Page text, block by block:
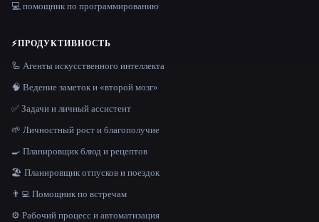
💻 помощник по программированию
⚡ПРОДУКТИВНОСТЬ
🦾 Агенты искусственного интеллекта
🧠 Ведение заметок и «второй мозг»
✅ Задачи и личный ассистент
🌱 Личностный рост и благополучие
🍳 Планировщик блюд и рецептов
🏖 Планировщик отпусков и поездок
👨‍💻 Помощник по встречам
⚙️ Рабочий процесс и автоматизация